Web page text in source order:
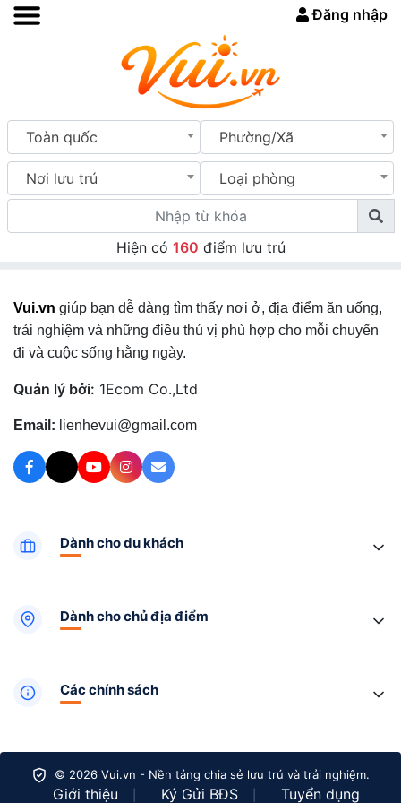
Đăng nhập
Toàn quốc Phường/Xã
Nơi lưu trú Loại phòng
Hiện có 160 điểm lưu trú
Vui.vn giúp bạn dễ dàng tìm thấy nơi ở, địa điểm ăn uống,
trải nghiệm và những điều thú vị phù hợp cho mỗi chuyến
đi và cuộc sống hằng ngày.
Quản lý bởi: 1Ecom Co.,Ltd
Email: lienhevui@gmail.com
Dành cho du khách
Dành cho chủ địa điểm
Các chính sách
© 2026 Vui.vn - Nền tảng chia sẻ lưu trú và trải nghiệm.
Giới thiệu Ký Gửi BĐS Tuyển dụng